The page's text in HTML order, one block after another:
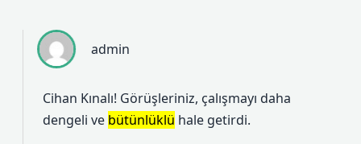
admin
Cihan Kınalı! Görüşleriniz, çalışmayı daha
dengeli ve bütünlüklü hale getirdi.